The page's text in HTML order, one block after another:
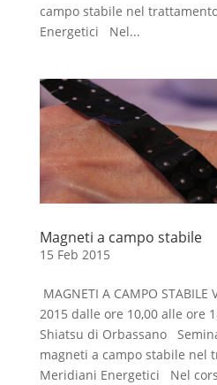
campo stabile nel
Energetici Nel...
Magneti a campo stabile
15 Feb 2015
MAGNETI A CAMPO
2015 dalle ore 10,00 alle ore
Shiatsu di Orbassano
magneti a campo stabile nel
Meridiani Energetici Nel